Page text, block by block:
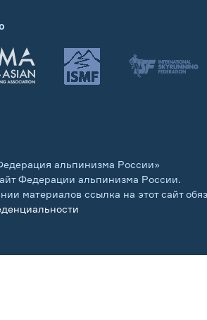
альпинизма России»
Федерации альпинизма России.
материалов ссылка на этот сайт